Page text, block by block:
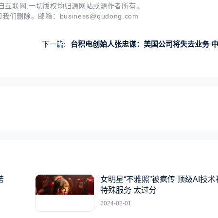
联网,一切版权均归源网站或源作者所有。
们删除。邮箱： business@qudong.com
下一篇: 台积电创始人张忠谋：美国公司将失去业务 中国将找到反击的
女明星“不雅照”被疯传 顶级AI技
特殊服务 太过分
2024-02-01